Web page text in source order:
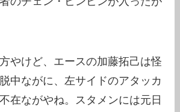
やけど、エースの加藤拓己は怪
中ながに、左サイドのアタッカ
在ながやね。スタメンには元日